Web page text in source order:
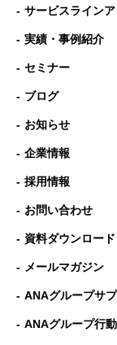
サービスライン
実績・事例紹介
セミナー
ブログ
お知らせ
企業情報
採用情報
お問い合わせ
資料ダウンロード
メールマガジン
ANAグループサ
ANAグループ⾏